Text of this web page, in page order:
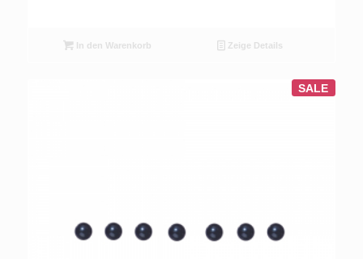
In den Warenkorb Zeige Details
SALE